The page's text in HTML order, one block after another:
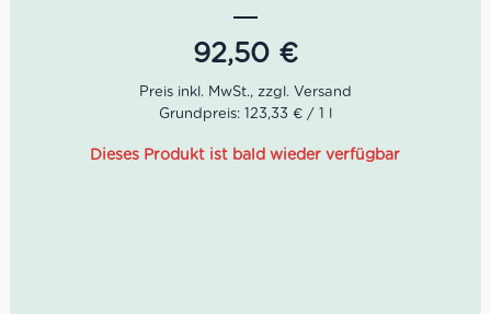
drei Söhne erzielten 1989 endlich den ersten großen
Erfolg. Zu Ehren ihres Vaters Pinmarkierten sie einen
Meilenstein in ihrer Familiengeschichte.
Der Barbaresco Starderi 2016 von La Spinetta ist ein
Meisterstück von der berühmten Starderi Cru-Lage. Die
Weinbereitung fiel darum anspruchsvoll aus. Bis zu 22
Monate Ausbau in französischen Eichenfässern inklusive
92,50 €
Grundpreis: 123,33 € / 1 l
Dieses Produkt ist bald wieder verfügbar